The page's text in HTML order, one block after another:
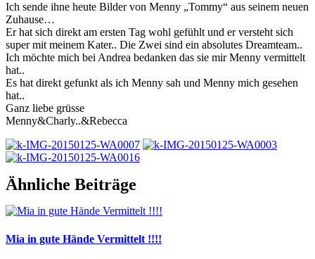
Ich sende ihne heute Bilder von Menny „Tommy“ aus seinem neuen
Zuhause…
Er hat sich direkt am ersten Tag wohl gefühlt und er versteht sich
super mit meinem Kater.. Die Zwei sind ein absolutes Dreamteam..
Ich möchte mich bei Andrea bedanken das sie mir Menny vermittelt
hat..
Es hat direkt gefunkt als ich Menny sah und Menny mich gesehen
hat..
Ganz liebe grüsse
Menny&Charly..&Rebecca
Ähnliche Beiträge
Mia in gute Hände Vermittelt !!!!